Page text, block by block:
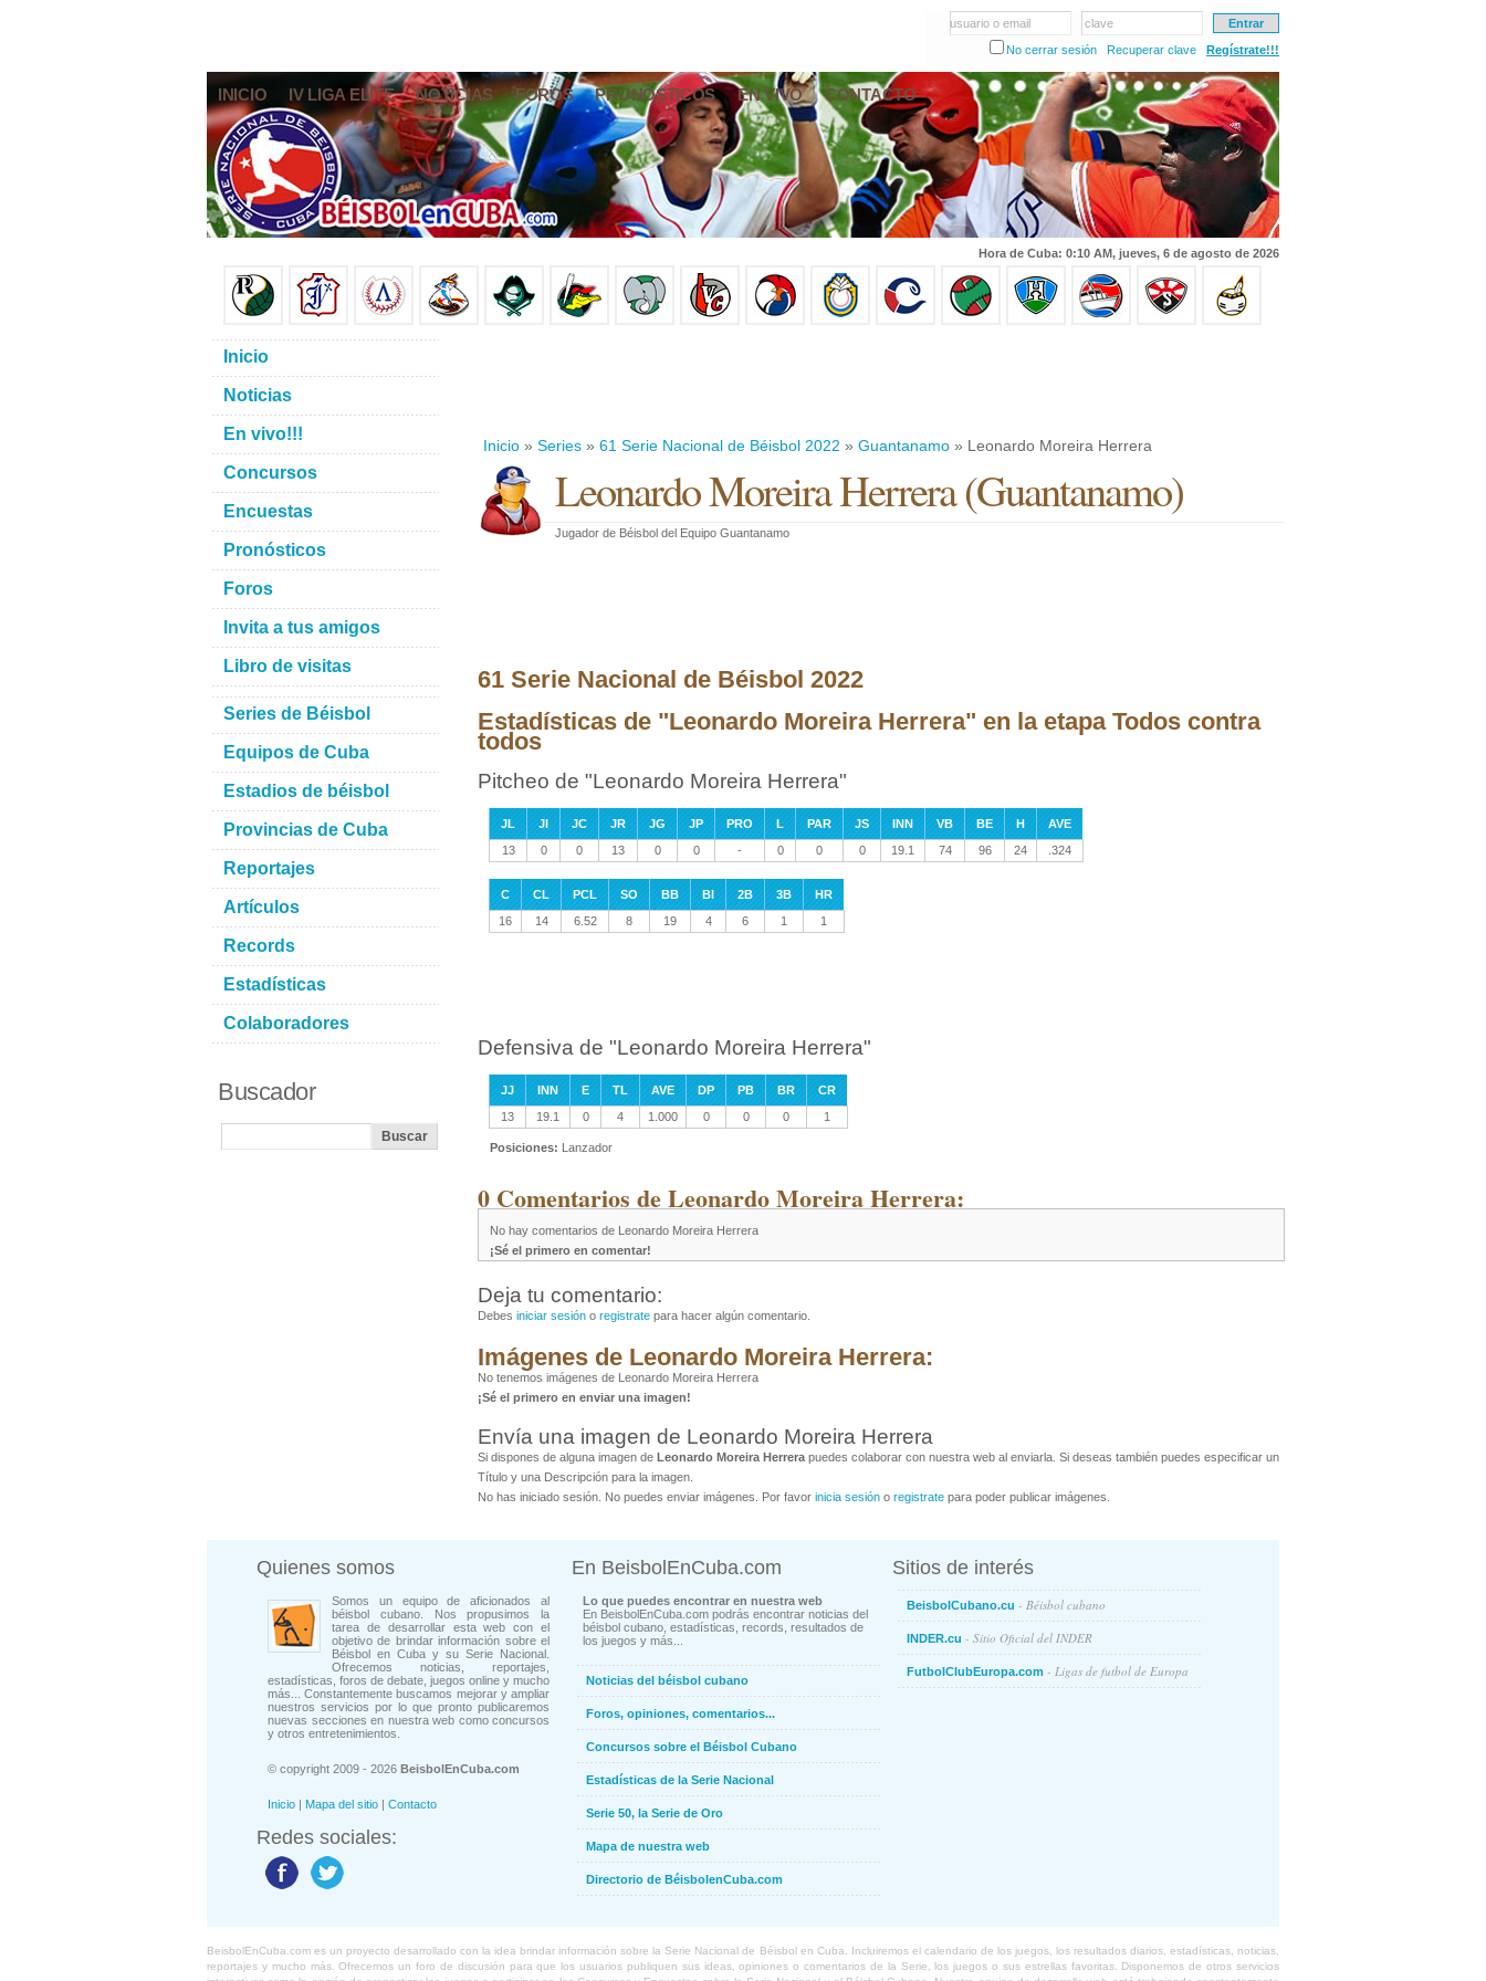
usuario o email
clave
No cerrar sesión
Recuperar clave Regístrate!!!
INICIO IV LIGA ELITE NOTICIAS FOROS PRONÓSTICOS EN VIVO CONTACTO
Hora de Cuba: 0:10 AM, jueves, 6 de agosto de 2026
Inicio » Series » 61 Serie Nacional de Béisbol 2022 » Guantanamo » Leonardo Moreira Herrera
Leonardo Moreira Herrera(Guantanamo)
Jugador de Béisbol del Equipo Guantanamo
61 Serie Nacional de Béisbol 2022
Estadísticas de "Leonardo Moreira Herrera" en la etapa Todos contra
todos
Pitcheo de "Leonardo Moreira Herrera"
JL JI JC JR JG JP PRO L PAR JS INN VB BE H
AVE
13
0 0 13 0 0 - 0 0 0 19.1 74 96 24 .324
C CL PCL SO BB BI 2B 3B
HR
16
14 6.52 8 19 4 6 1 1
Defensiva de "Leonardo Moreira Herrera"
JJ INN E TL AVE DP PB BR
CR
13
19.1 0 4 1.000 0 0 0 1
Posiciones: Lanzador
0 Comentarios de Leonardo Moreira Herrera:
No hay comentarios de Leonardo Moreira Herrera
¡Sé el primero en comentar!
Deja tu comentario:
Debes iniciar sesión o registrate para hacer algún comentario.
Imágenes de Leonardo Moreira Herrera:
No tenemos imágenes de Leonardo Moreira Herrera
¡Sé el primero en enviar una imagen!
Envía una imagen de Leonardo Moreira Herrera
Si dispones de alguna imagen de Leonardo Moreira Herrera puedes colaborar con nuestra web al enviarla. Si deseas también puedes especificar un
Título y una Descripción para la imagen.
No has iniciado sesión. No puedes enviar imágenes. Por favor inicia sesión o registrate para poder publicar imágenes.
Inicio
Noticias
En vivo!!!
Concursos
Encuestas
Pronósticos
Foros
Invita a tus amigos
Libro de visitas
Series de Béisbol
Equipos de Cuba
Estadios de béisbol
Provincias de Cuba
Reportajes
Artículos
Records
Estadísticas
Colaboradores
Buscador
Quienes somos
Somos un equipo de aficionados al
béisbol cubano. Nos propusimos la
tarea de desarrollar esta web con el
objetivo de brindar información sobre el
Béisbol en Cuba y su Serie Nacional.
Ofrecemos noticias, reportajes,
estadísticas, foros de debate, juegos online y mucho
más... Constantemente buscamos mejorar y ampliar
nuestros servicios por lo que pronto publicaremos
nuevas secciones en nuestra web como concursos
y otros entretenimientos.
© copyright 2009 - 2026 BeisbolEnCuba.com
Inicio | Mapa del sitio | Contacto
Redes sociales:
En BeisbolEnCuba.com
Lo que puedes encontrar en nuestra web
En BeisbolEnCuba.com podrás encontrar noticias del
béisbol cubano, estadísticas, records, resultados de
los juegos y más...
Noticias del béisbol cubano
Foros, opiniones, comentarios...
Concursos sobre el Béisbol Cubano
Estadísticas de la Serie Nacional
Serie 50, la Serie de Oro
Mapa de nuestra web
Directorio de BéisbolenCuba.com
Sitios de interés
BeisbolCubano.cu - Béisbol cubano
INDER.cu - Sitio Oficial del INDER
FutbolClubEuropa.com - Ligas de futbol de Europa
BeisbolEnCuba.com es un proyecto desarrollado con la idea brindar información sobre la Serie Nacional de Béisbol en Cuba. Incluiremos el calendario de los juegos, los resultados diarios, estadísticas, noticias,
reportajes y mucho más. Ofrecemos un foro de discusión para que los usuarios publiquen sus ideas, opiniones o comentarios de la Serie, los juegos o sus estrellas favoritas. Disponemos de otros servicios